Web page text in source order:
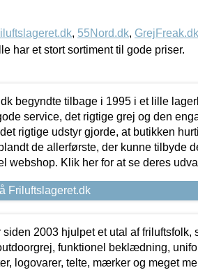
, 55Nord.dk, GrejFreak.dk
har et stort sortiment til gode priser.
begyndte tilbage i 1995 i et lille
service, det rigtige grej og den
rigtige udstyr gjorde, at butikken
de allerførste, der kunne tilbyde
webshop. Klik her for at se deres
Friluftslageret.dk
2003 hjulpet et utal af friluftsfolk,
funktionel beklædning,
logovarer, telte, mærker og meget